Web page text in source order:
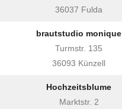
36037 Fulda
brautstudio monique
Turmstr. 135
36093 Künzell
Hochzeitsblume
Marktstr. 2